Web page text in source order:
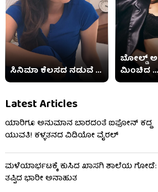
ಸಿನಿಮಾ ಕೆಲಸದ ನಡುವೆ ...
ಬೋಲ್ಡ್​
ಮಿಂಚಿದ
Latest Articles
ಯಾರಿಗೂ ಅನುಮಾನ ಬಾರದಂತೆ ಐಫೋನ್ ಕದ್ದ
ಯುವತಿ! ಕಳ್ಳತನದ ವಿಡಿಯೋ ವೈರಲ್
ಮಳೆಯಾರ್ಭಟಕ್ಕೆ ಕುಸಿದ ಖಾಸಗಿ ಶಾಲೆಯ ಗೋಡೆ:
ತಪ್ಪಿದ ಭಾರೀ ಅನಾಹುತ